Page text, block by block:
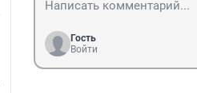
Гость
Войти